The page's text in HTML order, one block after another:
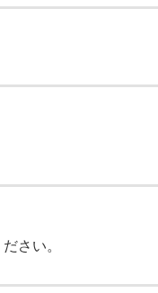
さい。